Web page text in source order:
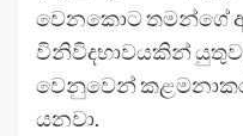
වෙනකොට තමන්ගේ
විනිවිදභාවයකින්
වෙනුවෙන්
යනවා.